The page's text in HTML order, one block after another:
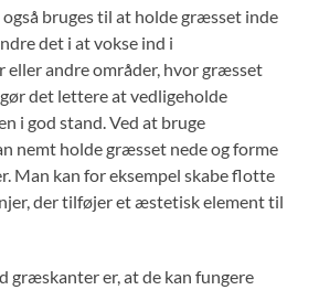
bruges til at holde græsset inde
det i at vokse ind i
eller andre områder, hvor græsset
det lettere at vedligeholde
i god stand. Ved at bruge
nemt holde græsset nede og forme
Man kan for eksempel skabe flotte
der tilføjer et æstetisk element til
græskanter er, at de kan fungere